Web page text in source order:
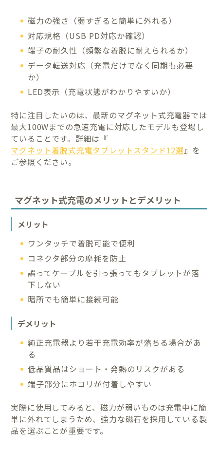
磁力の強さ（弱すぎると簡単に外れる）
対応規格（USB PD対応か確認）
端子の耐久性（頻繁な着脱に耐えられるか）
データ転送対応（充電だけでなく同期も必要
か）
LED表示（充電状態がわかりやすいか）
特に注目したいのは、最新のマグネット式充電器では
最大100Wまでの急速充電に対応したモデルも登場し
ていることです。詳細は『
マグネット着脱式充電タブレットスタンド12選』を
ご参照ください。
マグネット式充電のメリットとデメリット
メリット
ワンタッチで着脱可能で便利
コネクタ部分の摩耗を防止
誤ってケーブルを引っ張ってもタブレットが落
下しない
暗所でも簡単に接続可能
デメリット
純正充電器より若干充電効率が落ちる場合があ
る
低品質品はショート・発熱のリスクがある
端子部分にホコリが付着しやすい
実際に使用してみると、磁力が弱いものは充電中に簡
単に外れてしまうため、強力な磁石を採用している製
品を選ぶことが重要です。